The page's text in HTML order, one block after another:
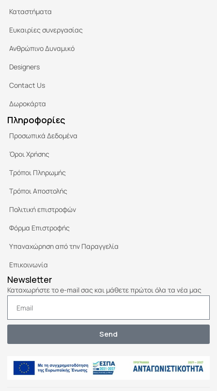
Καταστήματα
Ευκαιρίες συνεργασίας
Ανθρώπινο Δυναμικό
Designers
Contact Us
Δωροκάρτα
Πληροφορίες
Προσωπικά Δεδομένα
Όροι Χρήσης
Τρόποι Πληρωμής
Τρόποι Αποστολής
Πολιτική επιστροφών
Φόρμα Επιστροφής
Υπαναχώρηση από την Παραγγελία
Επικοινωνία
Newsletter
Καταχωρήστε το e-mail σας και μάθετε πρώτοι όλα τα νέα μας
Send